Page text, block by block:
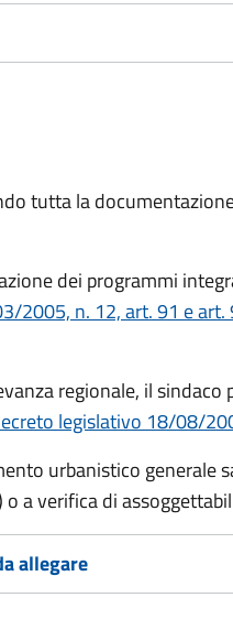
tutta la
dei programmi
2005, n. 12, art. 91 e art.
regionale, il
legislativo 18/08/
urbanistico generale
a verifica di
allegare